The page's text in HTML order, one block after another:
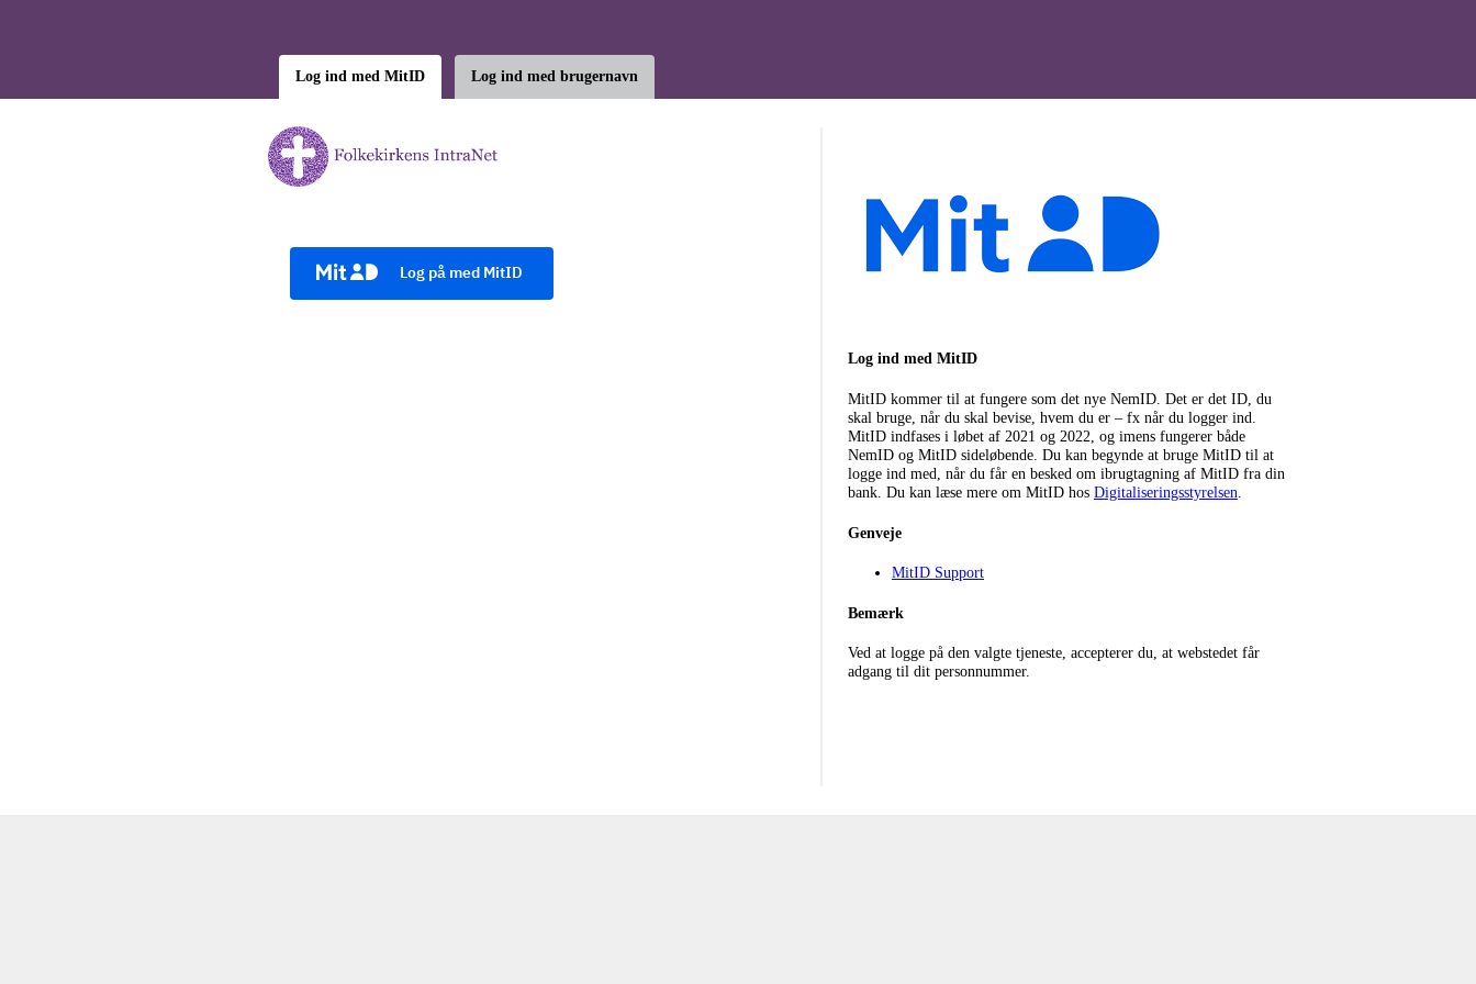
Log ind med MitID Log ind med brugernavn
Log på med MitID